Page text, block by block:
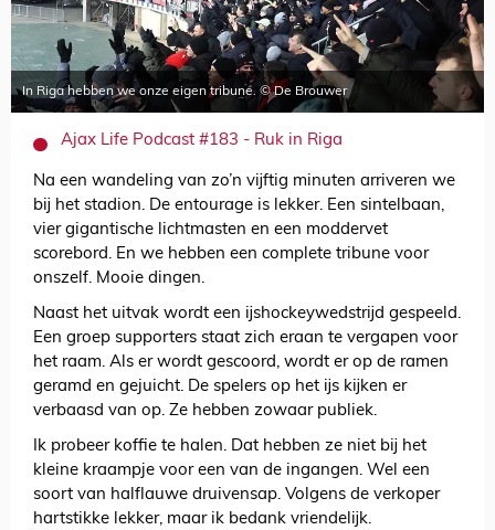
In Riga hebben we onze eigen tribune. © De Brouwer
Ajax Life Podcast #183 - Ruk in Riga
Na een wandeling van zo’n vijftig minuten arriveren we
bij het stadion. De entourage is lekker. Een sintelbaan,
vier gigantische lichtmasten en een moddervet
scorebord. En we hebben een complete tribune voor
onszelf. Mooie dingen.
Naast het uitvak wordt een ijshockeywedstrijd gespeeld.
Een groep supporters staat zich eraan te vergapen voor
het raam. Als er wordt gescoord, wordt er op de ramen
geramd en gejuicht. De spelers op het ijs kijken er
verbaasd van op. Ze hebben zowaar publiek.
Ik probeer koffie te halen. Dat hebben ze niet bij het
kleine kraampje voor een van de ingangen. Wel een
soort van halflauwe druivensap. Volgens de verkoper
hartstikke lekker, maar ik bedank vriendelijk.